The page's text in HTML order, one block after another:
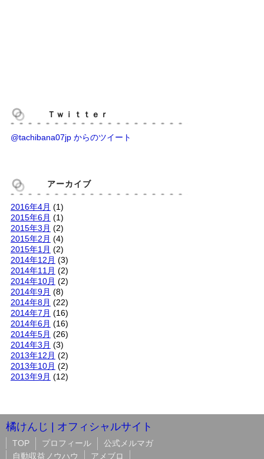
Ｔｗｉｔｔｅｒ
@tachibana07jp からのツイート
アーカイブ
2016年4月 (1)
2015年6月 (1)
2015年3月 (2)
2015年2月 (4)
2015年1月 (2)
2014年12月 (3)
2014年11月 (2)
2014年10月 (2)
2014年9月 (8)
2014年8月 (22)
2014年7月 (16)
2014年6月 (16)
2014年5月 (26)
2014年3月 (3)
2013年12月 (2)
2013年10月 (2)
2013年9月 (12)
橘けんじ | オフィシャルサイト
TOP プロフィール
公式メルマガ
自動収益ノウハウ
アメブロ